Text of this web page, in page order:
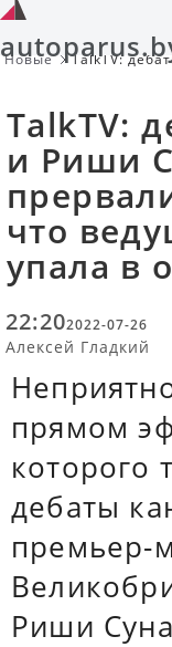
Новые
TalkTV:
обморок
TalkTV:
и Риши
что
упала в
22:202022-07-26
Алексей Гладкий
прямом
которого
дебаты
премьер-
Риши